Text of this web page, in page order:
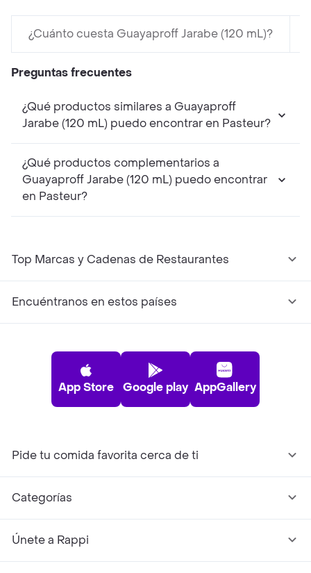
¿Cuánto cuesta Guayaproff Jarabe (120 mL)?
Preguntas frecuentes
¿Qué productos similares a Guayaproff
Jarabe (120 mL) puedo encontrar en Pasteur?
¿Qué productos complementarios a
Guayaproff Jarabe (120 mL) puedo encontrar
en Pasteur?
Top Marcas y Cadenas de Restaurantes
Encuéntranos en estos países
App Store Google play AppGallery
Pide tu comida favorita cerca de ti
Categorías
Únete a Rappi